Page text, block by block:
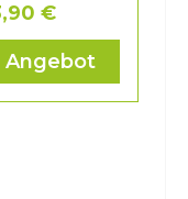
€
Angebot